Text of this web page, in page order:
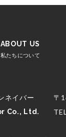
ABOUT US
私たちについて
ネイバー
Co., Ltd.
〒